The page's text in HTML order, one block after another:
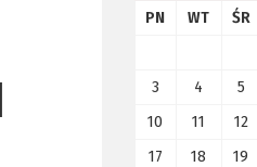
PN WT ŚR
3
4 5
10
11 12
17
18 19